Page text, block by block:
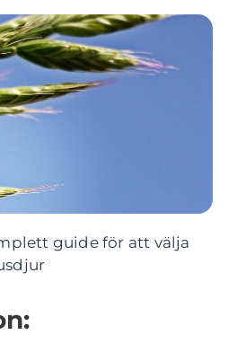
guide för att välja